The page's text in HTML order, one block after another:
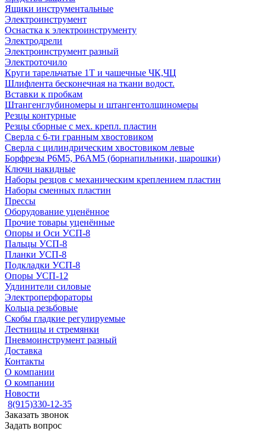
Ящики инструментальные
Электроинструмент
Оснастка к электроинструменту
Электродрели
Электроинструмент разный
Электроточило
Круги тарельчатые 1Т и чашечные ЧК,ЧЦ
Шлифлента бесконечная на ткани водост.
Вставки к пробкам
Штангенглубиномеры и штангентолщиномеры
Резцы контурные
Резцы сборные с мех. крепл. пластин
Сверла с 6-ти гранным хвостовиком
Сверла с цилиндрическим хвостовиком левые
Борфрезы Р6М5, Р6АМ5 (борнапильники, шарошки)
Ключи накидные
Наборы резцов с механическим креплением пластин
Наборы сменных пластин
Прессы
Оборудование уценённое
Прочие товары уценённые
Опоры и Оси УСП-8
Пальцы УСП-8
Планки УСП-8
Подкладки УСП-8
Опоры УСП-12
Удлинители силовые
Электроперфораторы
Кольца резьбовые
Скобы гладкие регулируемые
Лестницы и стремянки
Пневмоинструмент разный
Доставка
Контакты
О компании
О компании
Новости
8(915)330-12-35
Заказать звонок
Задать вопрос